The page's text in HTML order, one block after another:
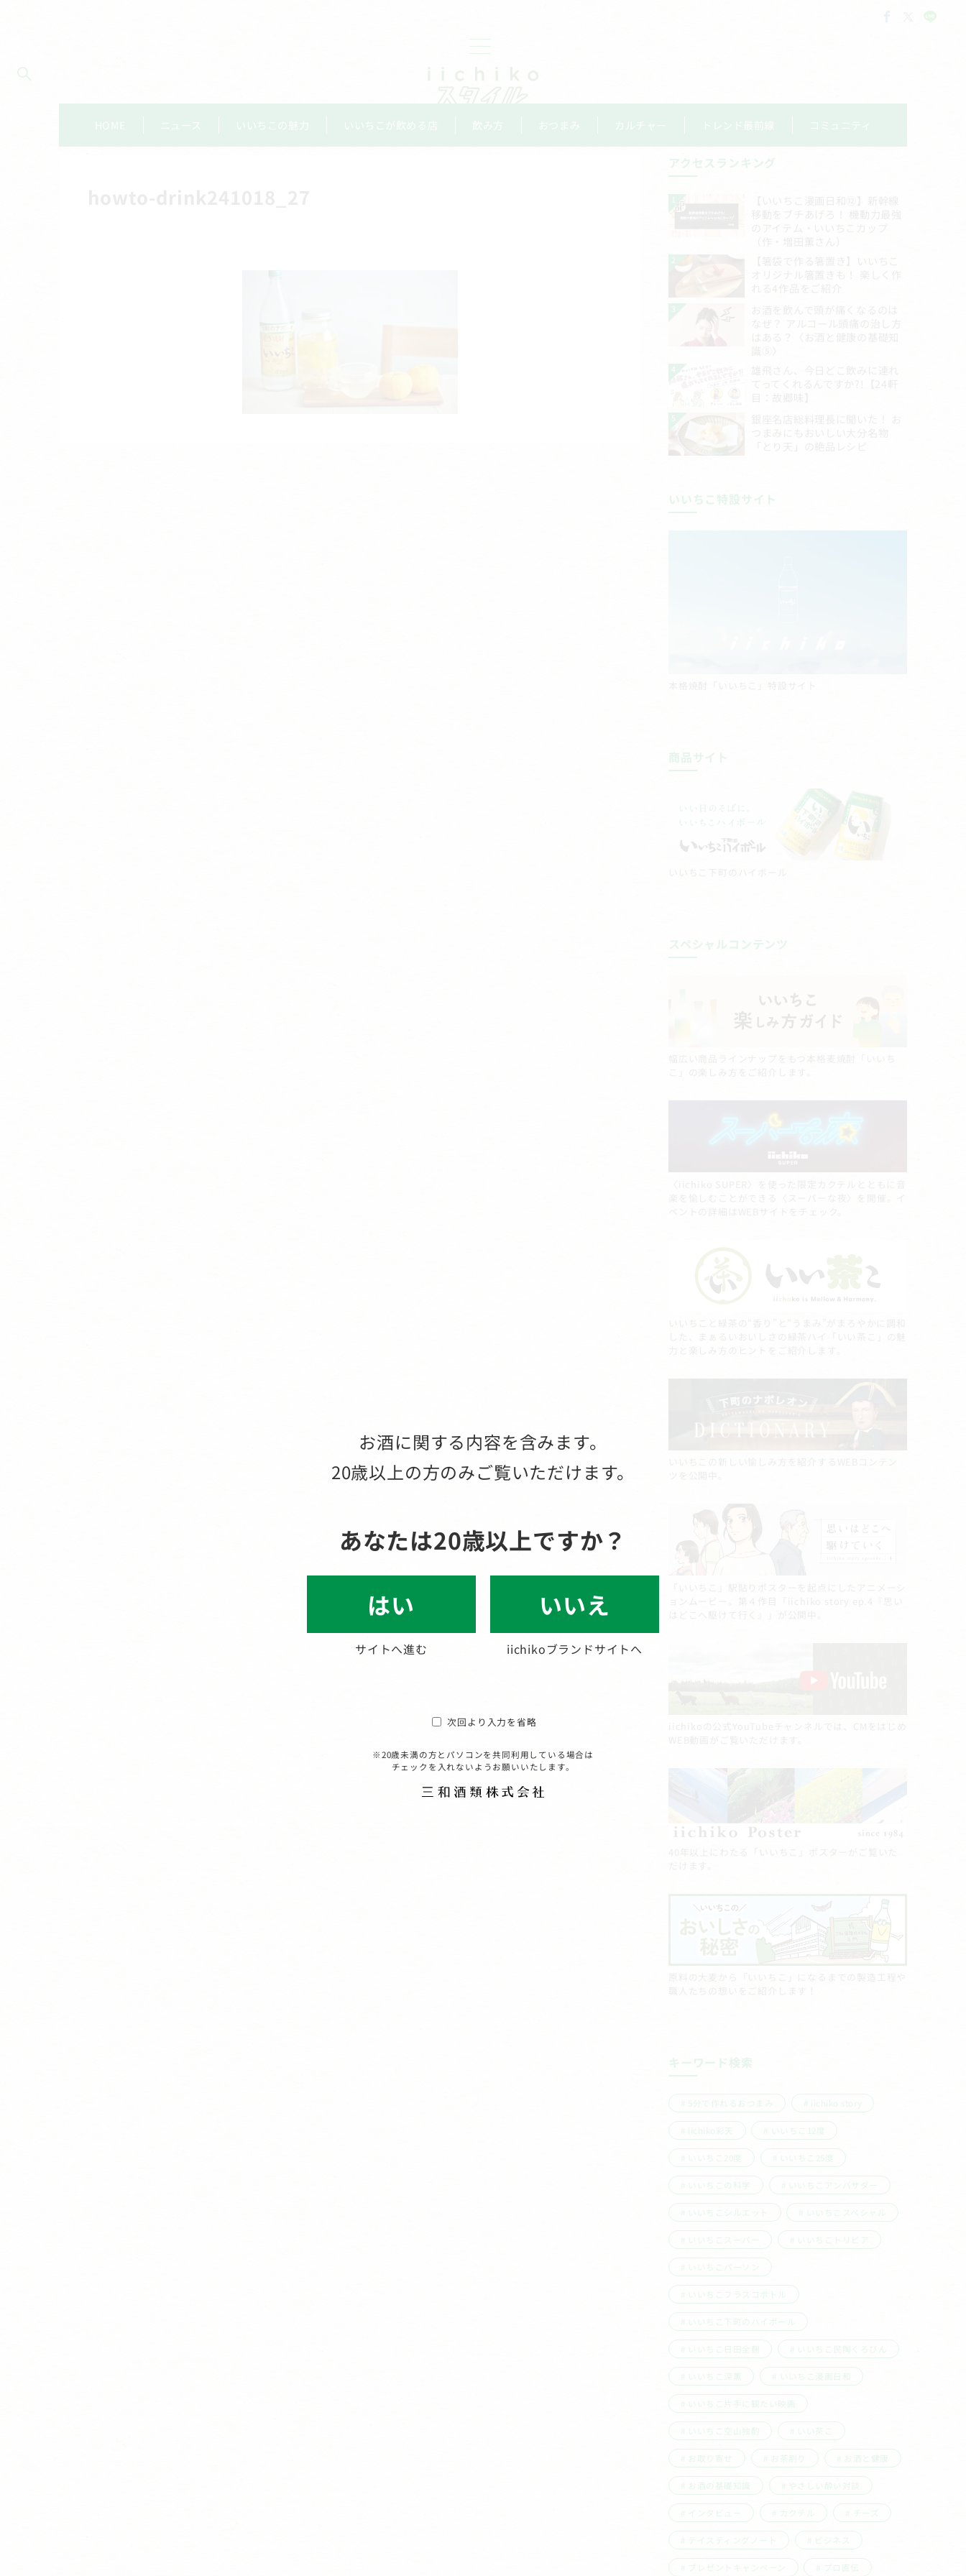
HOME ニュース いいちこの魅力 いいちこが飲める店 飲み方 おつまみ カルチャー トレンド最前線 コミュニティ
アクセスランキング
いいちこ特設サイト
商品サイト
スペシャルコンテンツ
キーワード検索
5分で作れるおつまみ iichiko story
iichiko彩天 いいちこ12度
いいちこ20度 いいちこ25度
いいちこの科学 いいちこアンバサダー
いいちこシルエット いいちこスペシャル
いいちこスーパー いいちこトリビア
いいちこパーソン
いいちこフラスコボトル
いいちこ下町のハイボール
いいちこ日田全麹 いいちこ民陶くろびん
いいちこ深薫 いいちこ漫画日和
いいちこ片手に観たい映画
いいちこ空山独酌 いい茶こ
お取り寄せ お茶割り お酒と健康
お酒の基礎知識 やさしい酔い対談
インタビュー カクテル チーズ
テイスティングノート ビジネス
プレゼントキャンペーン プロ直伝
お酒に関する内容を含みます。
20歳以上の方のみご覧いただけます。
あなたは20歳以上ですか？
はい
サイトへ進む
いいえ
iichikoブランドサイトへ
次回より入力を省略
※20歳未満の方とパソコンを共同利用している場合は
チェックを入れないようお願いいたします。